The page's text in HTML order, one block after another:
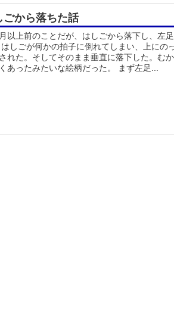
ごから落ちた話
以上前のことだが、はしごから落下し、左
しごが何かの拍子に倒れてしまい、上にの
れた。そしてそのまま垂直に落下した。む
あったみたいな絵柄だった。 まず左足...